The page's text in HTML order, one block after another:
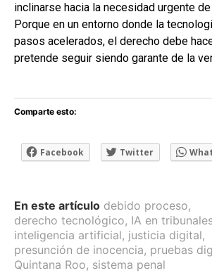
inclinarse hacia la necesidad urgente
Porque en un entorno donde la
pasos acelerados, el derecho debe
pretende seguir siendo garante de la
Comparte esto:
Facebook Twitter
En este artículo debido proceso,
derecho tecnológico, IA en
inteligencia artificial, justicia digital,
presunción de inocencia, pruebas
Quintana Roo, sistema penal